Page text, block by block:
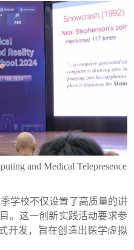
and Medical Telepresence
学校不仅设置了高质量的讲
。这一创新实践活动要求参
开发，旨在创造出医学虚拟